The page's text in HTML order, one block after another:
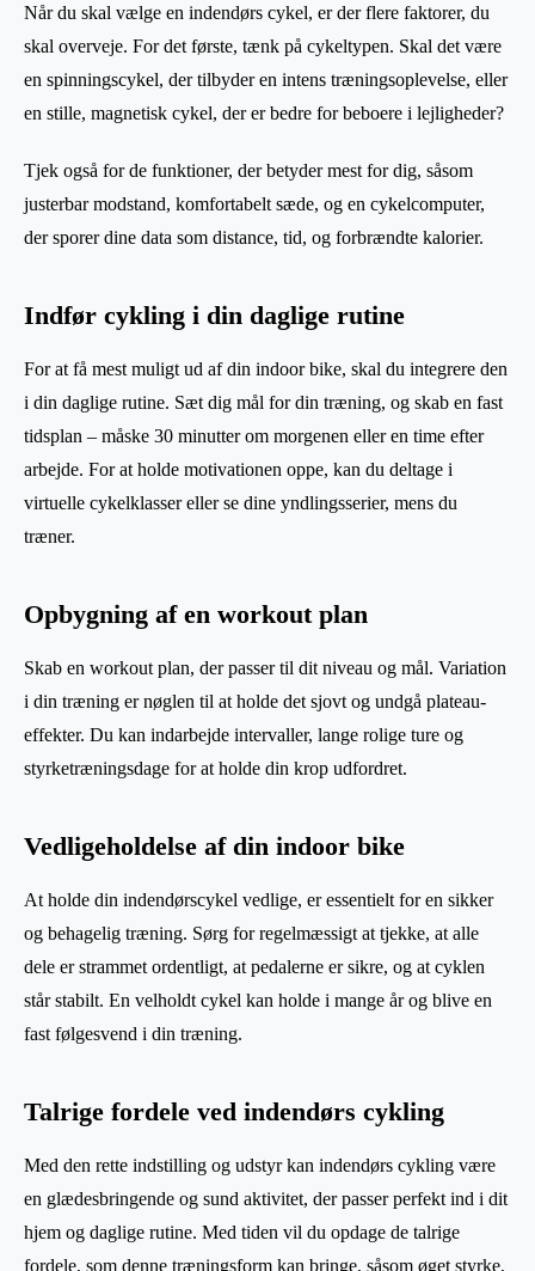
Når du skal vælge en indendørs cykel, er der flere faktorer, du
skal overveje. For det første, tænk på cykeltypen. Skal det være
en spinningscykel, der tilbyder en intens træningsoplevelse, eller
en stille, magnetisk cykel, der er bedre for beboere i lejligheder?
Tjek også for de funktioner, der betyder mest for dig, såsom
justerbar modstand, komfortabelt sæde, og en cykelcomputer,
der sporer dine data som distance, tid, og forbrændte kalorier.
Indfør cykling i din daglige rutine
For at få mest muligt ud af din indoor bike, skal du integrere den
i din daglige rutine. Sæt dig mål for din træning, og skab en fast
tidsplan – måske 30 minutter om morgenen eller en time efter
arbejde. For at holde motivationen oppe, kan du deltage i
virtuelle cykelklasser eller se dine yndlingsserier, mens du
træner.
Opbygning af en workout plan
Skab en workout plan, der passer til dit niveau og mål. Variation
i din træning er nøglen til at holde det sjovt og undgå plateau-
effekter. Du kan indarbejde intervaller, lange rolige ture og
styrketræningsdage for at holde din krop udfordret.
Vedligeholdelse af din indoor bike
At holde din indendørscykel vedlige, er essentielt for en sikker
og behagelig træning. Sørg for regelmæssigt at tjekke, at alle
dele er strammet ordentligt, at pedalerne er sikre, og at cyklen
står stabilt. En velholdt cykel kan holde i mange år og blive en
fast følgesvend i din træning.
Talrige fordele ved indendørs cykling
Med den rette indstilling og udstyr kan indendørs cykling være
en glædesbringende og sund aktivitet, der passer perfekt ind i dit
hjem og daglige rutine. Med tiden vil du opdage de talrige
fordele, som denne træningsform kan bringe, såsom øget styrke,